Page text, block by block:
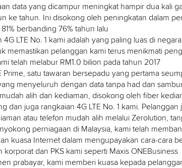
data yang dicampur meningkat hampir dua kali
ke tahun. Ini disokong oleh peningkatan dalam
berbanding 76% tahun lalu
4G LTE No. 1 kami adalah yang paling luas di
memastikan pelanggan kami terus menikmati
telah melabur RM1.0 bilion pada tahun 2017
Prime, satu tawaran bersepadu yang pertama
menyeluruh dengan data tanpa had dan
alih dan kediaman, disokong oleh fiber
dan juga rangkaian 4G LTE No. 1 kami.
atau telefon mudah alih melalui Zerolution,
perniagaan di Malaysia, kami telah
kuasa Internet dalam mengupayakan cara-cara
korporat dan PKS kami seperti Maxis ONEBusiness
prabayar, kami memberi kuasa kepada